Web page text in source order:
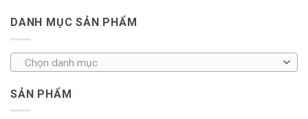
DANH MỤC SẢN PHẨM
Chọn danh mục
SẢN PHẨM